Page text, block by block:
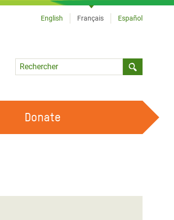
Language
English Français Español
Donate